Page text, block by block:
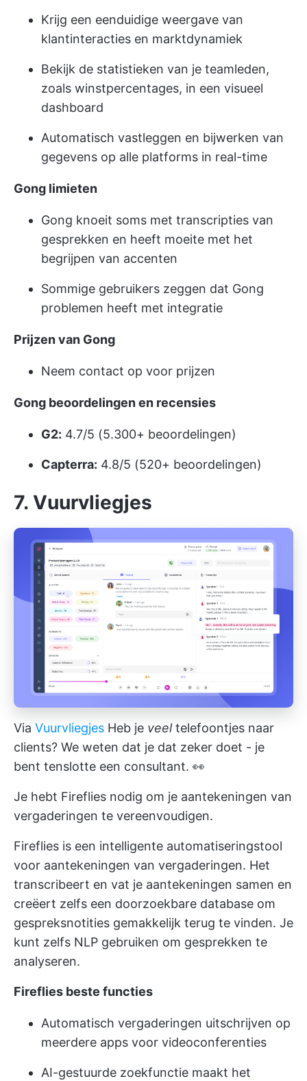
Krijg een eenduidige weergave van
klantinteracties en marktdynamiek
Bekijk de statistieken van je teamleden,
zoals winstpercentages, in een visueel
dashboard
Automatisch vastleggen en bijwerken van
gegevens op alle platforms in real-time
Gong limieten
Gong knoeit soms met transcripties van
gesprekken en heeft moeite met het
begrijpen van accenten
Sommige gebruikers zeggen dat Gong
problemen heeft met integratie
Prijzen van Gong
Neem contact op voor prijzen
Gong beoordelingen en recensies
G2: 4.7/5 (5.300+ beoordelingen)
Capterra: 4.8/5 (520+ beoordelingen)
7. Vuurvliegjes
Via Vuurvliegjes Heb je veeltelefoontjes naar
clients? We weten dat je dat zeker doet - je
bent tenslotte een consultant. 👀
Je hebt Fireflies nodig om je aantekeningen van
vergaderingen te vereenvoudigen.
Fireflies is een intelligente automatiseringstool
voor aantekeningen van vergaderingen. Het
transcribeert en vat je aantekeningen samen en
creëert zelfs een doorzoekbare database om
gespreksnotities gemakkelijk terug te vinden. Je
kunt zelfs NLP gebruiken om gesprekken te
analyseren.
Fireflies beste functies
Automatisch vergaderingen uitschrijven op
meerdere apps voor videoconferenties
AI-gestuurde zoekfunctie maakt het